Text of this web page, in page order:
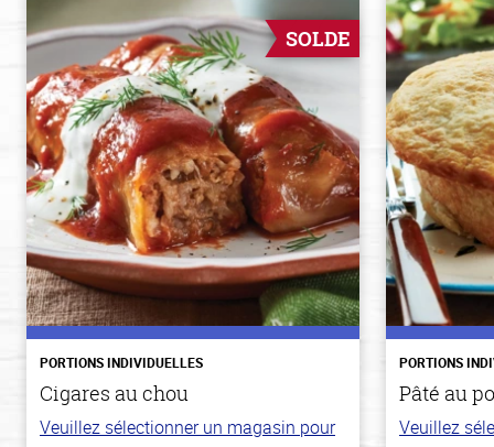
SOLDE
PORTIONS INDIVIDUELLES
Cigares au chou
Veuillez sélectionner un magasin pour
PORTIONS
Pâté au
Veuillez